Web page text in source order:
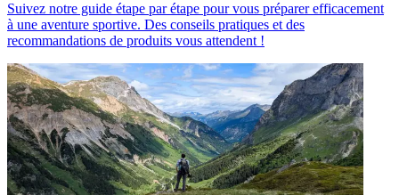
Suivez notre guide étape par étape pour vous préparer efficacement
à une aventure sportive. Des conseils pratiques et des
recommandations de produits vous attendent !